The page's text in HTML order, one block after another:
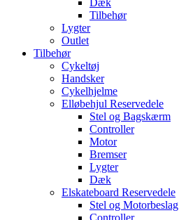
Dæk
Tilbehør
Lygter
Outlet
Tilbehør
Cykeltøj
Handsker
Cykelhjelme
Elløbehjul Reservedele
Stel og Bagskærm
Controller
Motor
Bremser
Lygter
Dæk
Elskateboard Reservedele
Stel og Motorbeslag
Controller